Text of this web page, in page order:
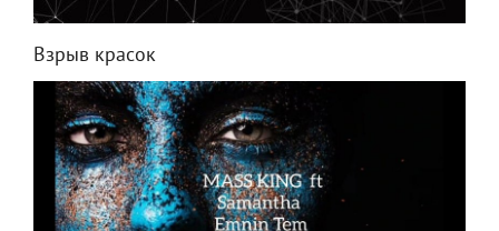
Взрыв красок